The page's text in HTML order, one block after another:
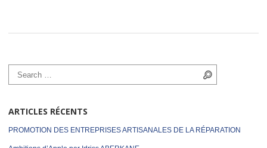
Search for:
ARTICLES RÉCENTS
PROMOTION DES ENTREPRISES ARTISANALES DE LA RÉPARATION